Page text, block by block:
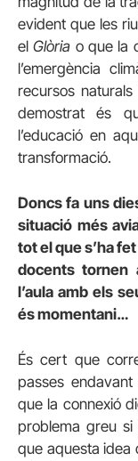
evident que les
elGlòria o que la
l’emergència
recursos
demostrat és
l’educació en
transformació.
Doncs fa uns
situació més
tot el que s’ha
docents tornen
l’aula amb els
és momentani…
És cert que
passes
que la connexió
problema greu
que aquesta idea